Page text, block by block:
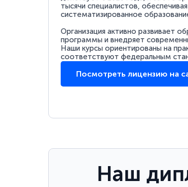
тысячи специалистов,
систематизированное
Организация активно развивает
программы и внедряет
Наши курсы ориентированы на
соответствуют федеральным
Посмотреть лицензию на
Наш